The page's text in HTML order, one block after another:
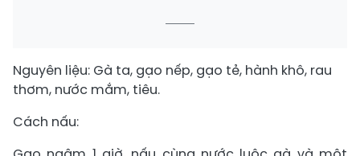
Nguyên liệu: Gà ta, gạo nếp, gạo tẻ, hành khô, rau
thơm, nước mắm, tiêu.
Cách nấu: